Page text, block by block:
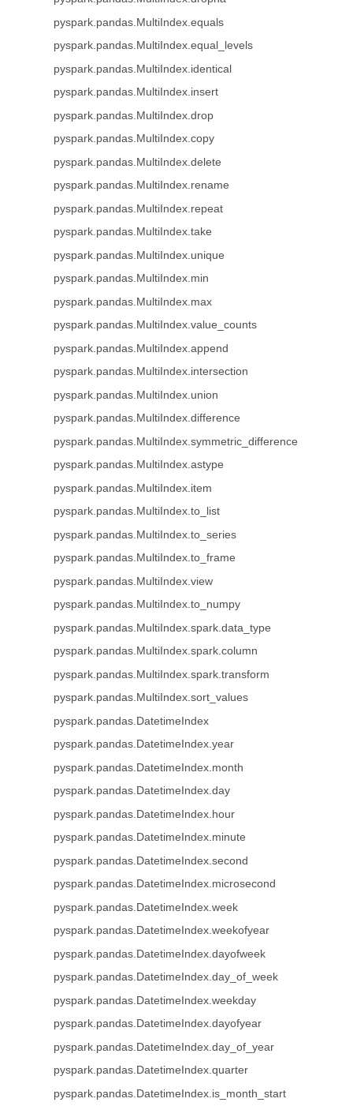
pyspark.pandas.MultiIndex.equals
pyspark.pandas.MultiIndex.equal_levels
pyspark.pandas.MultiIndex.identical
pyspark.pandas.MultiIndex.insert
pyspark.pandas.MultiIndex.drop
pyspark.pandas.MultiIndex.copy
pyspark.pandas.MultiIndex.delete
pyspark.pandas.MultiIndex.rename
pyspark.pandas.MultiIndex.repeat
pyspark.pandas.MultiIndex.take
pyspark.pandas.MultiIndex.unique
pyspark.pandas.MultiIndex.min
pyspark.pandas.MultiIndex.max
pyspark.pandas.MultiIndex.value_counts
pyspark.pandas.MultiIndex.append
pyspark.pandas.MultiIndex.intersection
pyspark.pandas.MultiIndex.union
pyspark.pandas.MultiIndex.difference
pyspark.pandas.MultiIndex.symmetric_difference
pyspark.pandas.MultiIndex.astype
pyspark.pandas.MultiIndex.item
pyspark.pandas.MultiIndex.to_list
pyspark.pandas.MultiIndex.to_series
pyspark.pandas.MultiIndex.to_frame
pyspark.pandas.MultiIndex.view
pyspark.pandas.MultiIndex.to_numpy
pyspark.pandas.MultiIndex.spark.data_type
pyspark.pandas.MultiIndex.spark.column
pyspark.pandas.MultiIndex.spark.transform
pyspark.pandas.MultiIndex.sort_values
pyspark.pandas.DatetimeIndex
pyspark.pandas.DatetimeIndex.year
pyspark.pandas.DatetimeIndex.month
pyspark.pandas.DatetimeIndex.day
pyspark.pandas.DatetimeIndex.hour
pyspark.pandas.DatetimeIndex.minute
pyspark.pandas.DatetimeIndex.second
pyspark.pandas.DatetimeIndex.microsecond
pyspark.pandas.DatetimeIndex.week
pyspark.pandas.DatetimeIndex.weekofyear
pyspark.pandas.DatetimeIndex.dayofweek
pyspark.pandas.DatetimeIndex.day_of_week
pyspark.pandas.DatetimeIndex.weekday
pyspark.pandas.DatetimeIndex.dayofyear
pyspark.pandas.DatetimeIndex.day_of_year
pyspark.pandas.DatetimeIndex.quarter
pyspark.pandas.DatetimeIndex.is_month_start